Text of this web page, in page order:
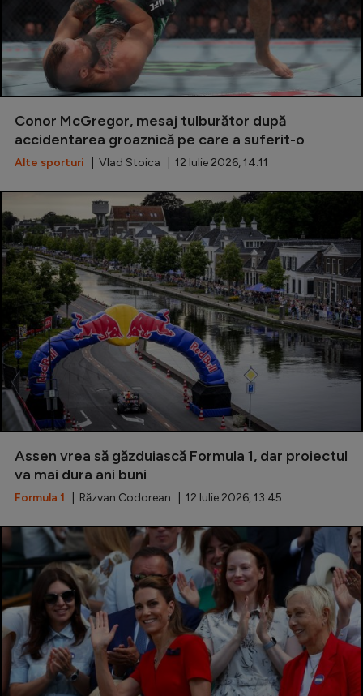
Conor McGregor, mesaj tulburător după
accidentarea groaznică pe care a suferit-o
Alte sporturi | Vlad Stoica | 12 Iulie 2026, 14:11
Assen vrea să găzduiască Formula 1, dar proiectul
va mai dura ani buni
Formula 1 | Răzvan Codorean | 12 Iulie 2026, 13:45